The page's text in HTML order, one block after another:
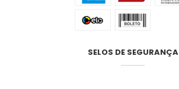
SELOS DE SEGURANÇA